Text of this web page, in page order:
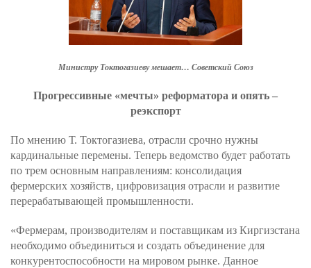
Министру Токтогазиеву мешает… Советский Союз
Прогрессивные «мечты» реформатора и опять –
реэкспорт
По мнению Т. Токтогазиева, отрасли срочно нужны
кардинальные перемены. Теперь ведомство будет работать
по трем основным направлениям: консолидация
фермерских хозяйств, цифровизация отрасли и развитие
перерабатывающей промышленности.
«Фермерам, производителям и поставщикам из Киргизстана
необходимо объединиться и создать объединение для
конкурентоспособности на мировом рынке. Данное